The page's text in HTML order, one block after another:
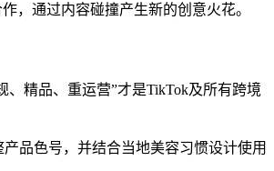
，通过内容碰撞产生新的创意火花。
精品、重运营”才是TikTok及所有跨境
品色号，并结合当地美容习惯设计使用